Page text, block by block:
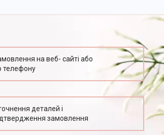
на веб- сайті або
телефону
деталей і
замовлення